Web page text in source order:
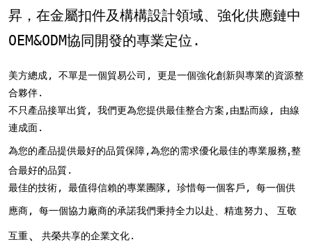
昇 ， 在金屬扣件及構構設計領域、 強化供應鏈中
OEM&ODM協同開發的專業定位.
美方總成, 不單是一個貿易公司, 更是一個強化創新與專業的資源整
合夥伴.
不只產品接單出貨, 我們更為您提供最佳整合方案,由點而線, 由線
連成面.
為您的產品提供最好的品質保障,為您的需求優化最佳的專業服務,整
合最好的品質.
最佳的技術, 最值得信賴的專業團隊, 珍惜每一個客戶, 每一個供
應商, 每一個協力廠商的承諾我們秉持全力以赴、精進努力 、 互敬
互重、
共榮共享的企業文化.